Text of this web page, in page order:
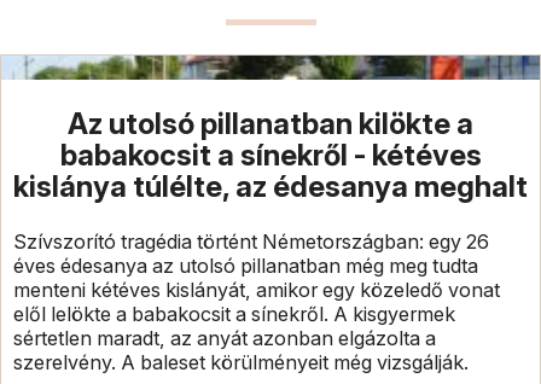
Az utolsó pillanatban kilökte a
babakocsit a sínekről - kétéves
kislánya túlélte, az édesanya meghalt
Szívszorító tragédia történt Németországban: egy 26
éves édesanya az utolsó pillanatban még meg tudta
menteni kétéves kislányát, amikor egy közeledő vonat
elől lelökte a babakocsit a sínekről. A kisgyermek
sértetlen maradt, az anyát azonban elgázolta a
szerelvény. A baleset körülményeit még vizsgálják.